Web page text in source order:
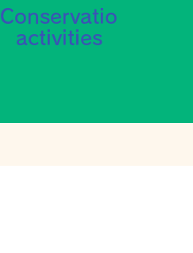
Conservatio
activities